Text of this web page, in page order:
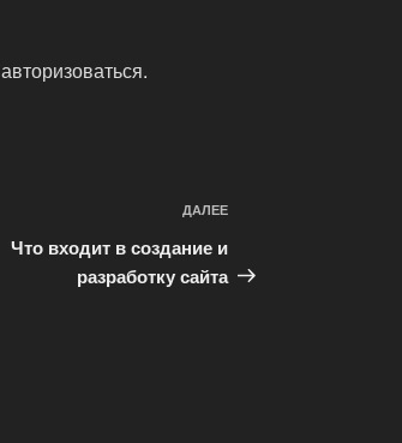
авторизоваться.
ДАЛЕЕ
Что входит в создание и
разработку сайта